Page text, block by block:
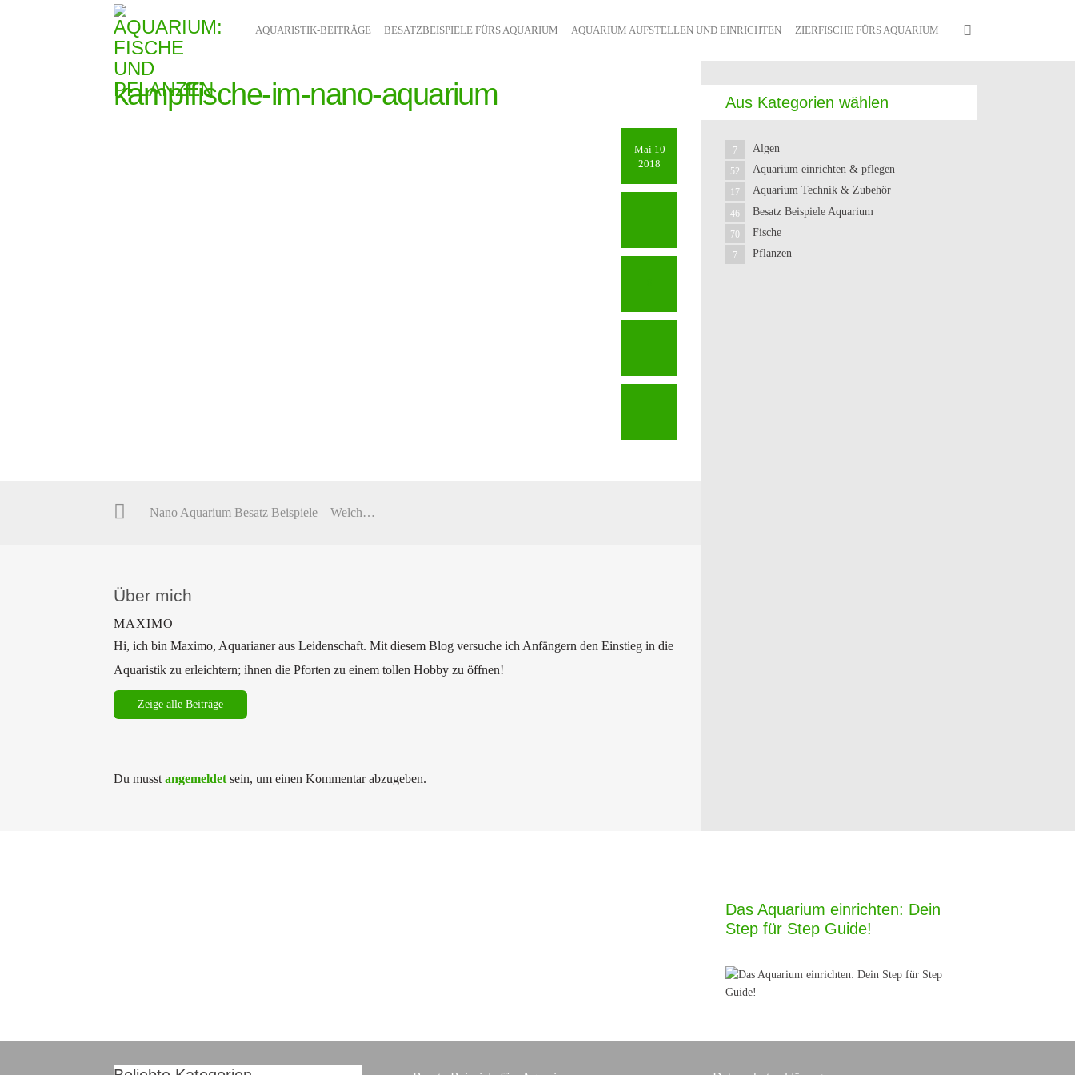
AQUARISTIK-BEITRÄGE BESATZBEISPIELE FÜRS AQUARIUM AQUARIUM AUFSTELLEN UND EINRICHTEN ZIERFISCHE FÜRS AQUARIUM
kampffische-im-nano-aquarium
Mai 10
2018
Nano Aquarium Besatz Beispiele – Welche Fische für das Nano Becken?
Über mich
MAXIMO
Hi, ich bin Maximo, Aquarianer aus Leidenschaft. Mit diesem Blog versuche ich Anfängern den Einstieg in die
Aquaristik zu erleichtern; ihnen die Pforten zu einem tollen Hobby zu öffnen!
Zeige alle Beiträge
Du musst angemeldet sein, um einen Kommentar abzugeben.
Aus Kategorien wählen
Algen
7
Aquarium einrichten & pflegen
52
Aquarium Technik & Zubehör
17
Besatz Beispiele Aquarium
46
Fische
70
Pflanzen
7
Das Aquarium einrichten: Dein
Step für Step Guide!